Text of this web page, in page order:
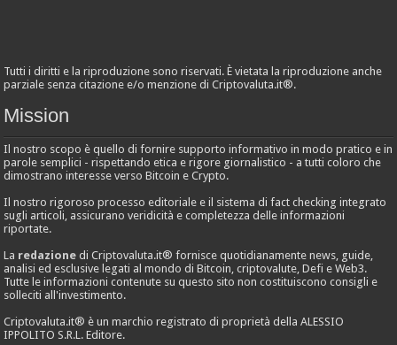
Tutti i diritti e la riproduzione sono riservati. È vietata la riproduzione anche
parziale senza citazione e/o menzione di Criptovaluta.it®.
Mission
Il nostro scopo è quello di fornire supporto informativo in modo pratico e in
parole semplici - rispettando etica e rigore giornalistico - a tutti coloro che
dimostrano interesse verso Bitcoin e Crypto.
Il nostro rigoroso processo editoriale e il sistema di fact checking integrato
sugli articoli, assicurano veridicità e completezza delle informazioni
riportate.
La redazione di Criptovaluta.it® fornisce quotidianamente news, guide,
analisi ed esclusive legati al mondo di Bitcoin, criptovalute, Defi e Web3.
Tutte le informazioni contenute su questo sito non costituiscono consigli e
solleciti all'investimento.
Criptovaluta.it® è un marchio registrato di proprietà della ALESSIO
IPPOLITO S.R.L. Editore.